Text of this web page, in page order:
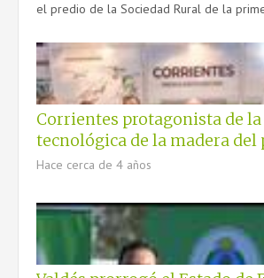
el predio de la Sociedad Rural de la
Corrientes protagonista de
tecnológica de la madera del
Hace cerca de 4 años